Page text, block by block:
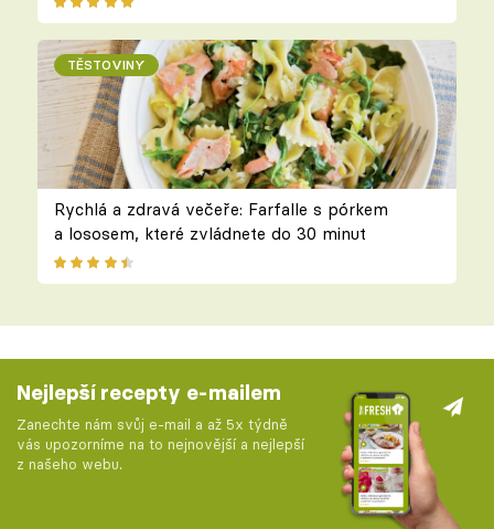
TĚSTOVINY
Rychlá a zdravá večeře: Farfalle s pórkem
a lososem, které zvládnete do 30 minut
Nejlepší recepty e-mailem
Zanechte nám svůj e-mail a až 5x týdně
vás upozorníme na to nejnovější a nejlepší
z našeho webu.